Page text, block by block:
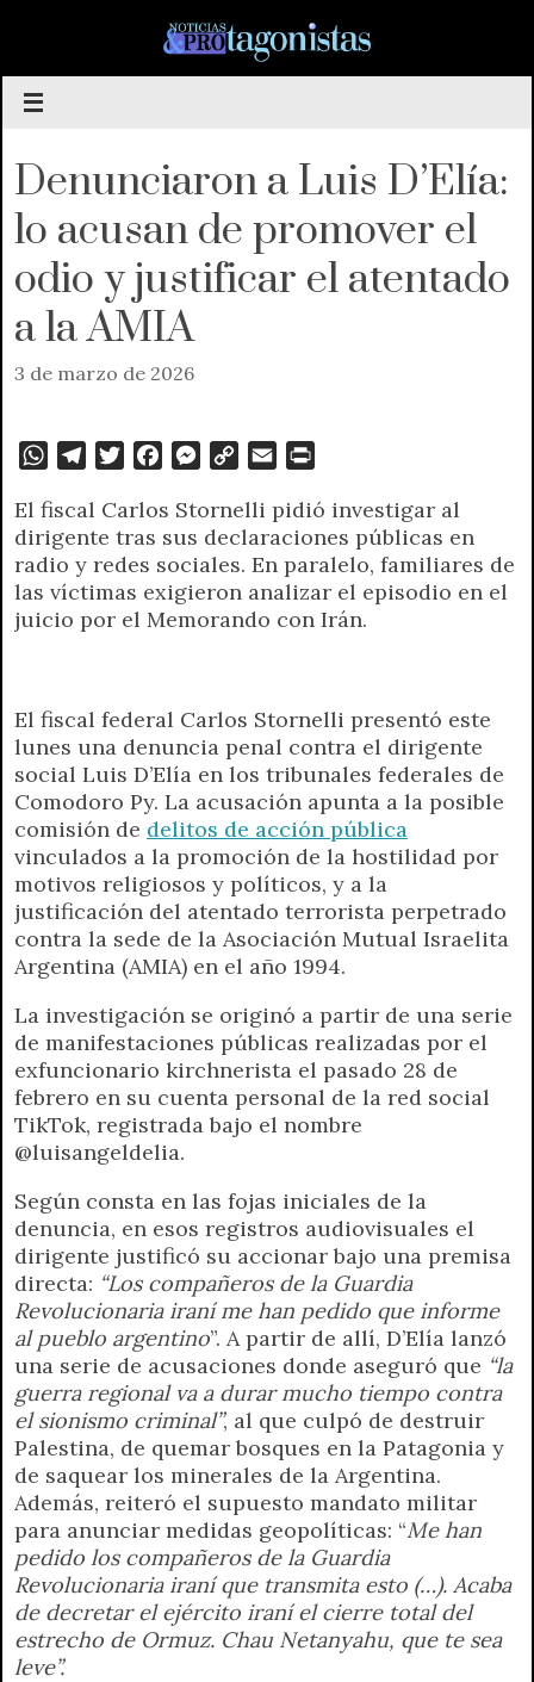
contenido
Denunciaron a Luis D’Elía:
lo acusan de promover el
odio y justificar el atentado
a la AMIA
3 de marzo de 2026
W
a
t
s
A
p
l
e
g
r
a
i
t
t
e
r
c
e
b
o
o
M
s
s
e
n
g
p
y
L
i
n
a
i
l
i
n
t
F
r
n
d
l
y
El fiscal Carlos Stornelli pidió investigar al
dirigente tras sus declaraciones públicas en
radio y redes sociales. En paralelo, familiares de
las víctimas exigieron analizar el episodio en el
juicio por el Memorando con Irán.
El fiscal federal Carlos Stornelli presentó este
lunes una denuncia penal contra el dirigente
social Luis D’Elía en los tribunales federales de
Comodoro Py. La acusación apunta a la posible
comisión de delitos de acción pública
vinculados a la promoción de la hostilidad por
motivos religiosos y políticos, y a la
justificación del atentado terrorista perpetrado
contra la sede de la Asociación Mutual Israelita
Argentina (AMIA) en el año 1994.
La investigación se originó a partir de una serie
de manifestaciones públicas realizadas por el
exfuncionario kirchnerista el pasado 28 de
febrero en su cuenta personal de la red social
TikTok, registrada bajo el nombre
@luisangeldelia.
Según consta en las fojas iniciales de la
denuncia, en esos registros audiovisuales el
dirigente justificó su accionar bajo una premisa
directa: “Los compañeros de la Guardia
Revolucionaria iraní me han pedido que informe
al pueblo argentino”. A partir de allí, D’Elía lanzó
una serie de acusaciones donde aseguró que “la
guerra regional va a durar mucho tiempo contra
el sionismo criminal”, al que culpó de destruir
Palestina, de quemar bosques en la Patagonia y
de saquear los minerales de la Argentina.
Además, reiteró el supuesto mandato militar
para anunciar medidas geopolíticas: “Me han
pedido los compañeros de la Guardia
Revolucionaria iraní que transmita esto (…). Acaba
de decretar el ejército iraní el cierre total del
estrecho de Ormuz. Chau Netanyahu, que te sea
leve”.